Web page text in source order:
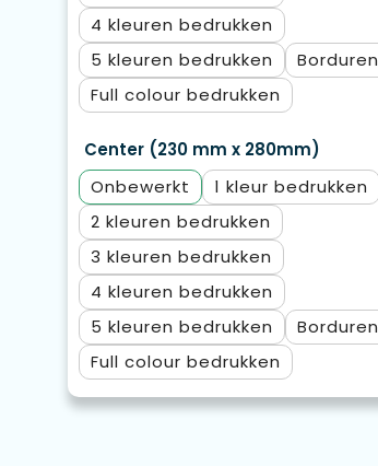
4
5
Borduren
Full colour
Center (230 mm x 280mm)
Onbewerkt
1
2
3
4
5
Borduren
Full colour